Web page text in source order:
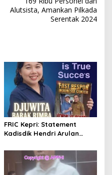
Alutsista, Amankan Pilkada
Serentak 2024
FRIC Kepri: Statement
Kadisdik Hendri Arulan
Indonesia